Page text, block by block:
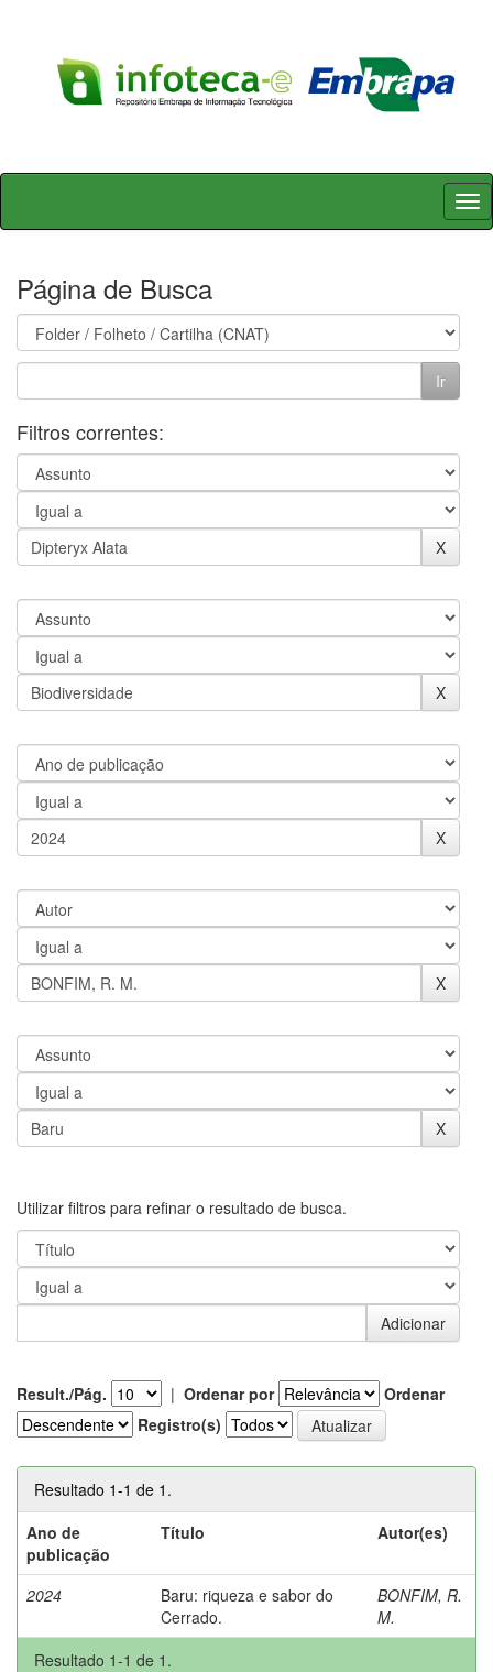
Skip
Página de Busca
Filtros correntes:
Utilizar filtros para refinar o resultado de busca.
Result./Pág. | Ordenar por
Ordenar
Registro(s)
Resultado 1-1 de 1.
Ano de
publicação
Título Autor(es)
2024
Baru: riqueza e sabor do
Cerrado.
BONFIM, R.
M.
Resultado 1-1 de 1.